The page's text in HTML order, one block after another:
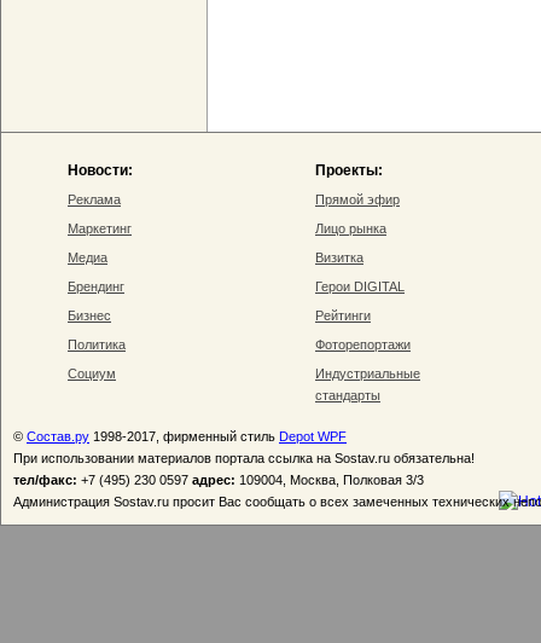
Новости:
Реклама
Маркетинг
Медиа
Брендинг
Бизнес
Политика
Социум
Проекты:
Прямой эфир
Лицо рынка
Визитка
Герои DIGITAL
Рейтинги
Фоторепортажи
Индустриальные
стандарты
© Состав.ру 1998-2017, фирменный стиль Depot WPF
При использовании материалов портала ссылка на Sostav.ru обязательна!
тел/факс: +7 (495) 230 0597 адрес: 109004, Москва, Полковая 3/3
Администрация Sostav.ru просит Вас сообщать о всех замеченных технических